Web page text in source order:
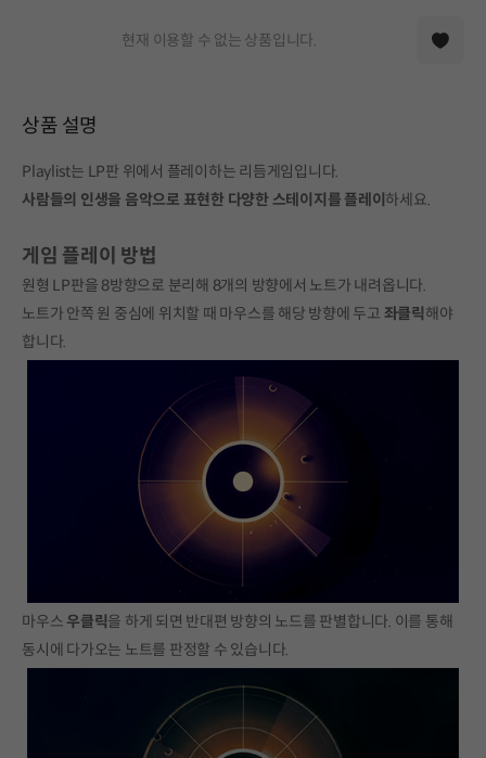
현재 이용할 수 없는 상품입니다.
상품 설명
Playlist는 LP판 위에서 플레이하는 리듬게임입니다.
사람들의 인생을 음악으로 표현한 다양한 스테이지를 플레이 하세요.
게임 플레이 방법
원형 LP판을 8방향으로 분리해 8개의 방향에서 노트가 내려옵니다.
노트가 안쪽 원 중심에 위치할 때 마우스를 해당 방향에 두고 좌클릭해야
합니다.
마우스우클릭을 하게 되면 반대편 방향의 노드를 판별합니다. 이를 통해
동시에 다가오는 노트를 판정할 수 있습니다.